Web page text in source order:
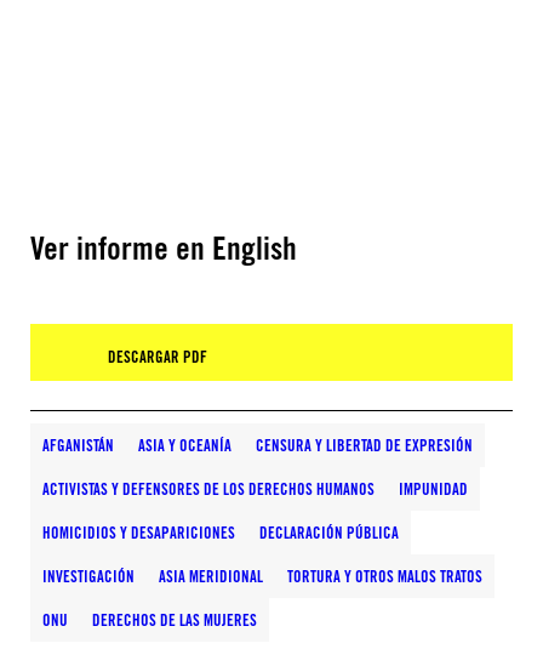
Ver informe en English
DESCARGAR PDF
AFGANISTÁN ASIA Y OCEANÍA CENSURA Y LIBERTAD DE EXPRESIÓN
ACTIVISTAS Y DEFENSORES DE LOS DERECHOS HUMANOS IMPUNIDAD
HOMICIDIOS Y DESAPARICIONES DECLARACIÓN PÚBLICA
INVESTIGACIÓN ASIA MERIDIONAL TORTURA Y OTROS MALOS TRATOS
ONU DERECHOS DE LAS MUJERES